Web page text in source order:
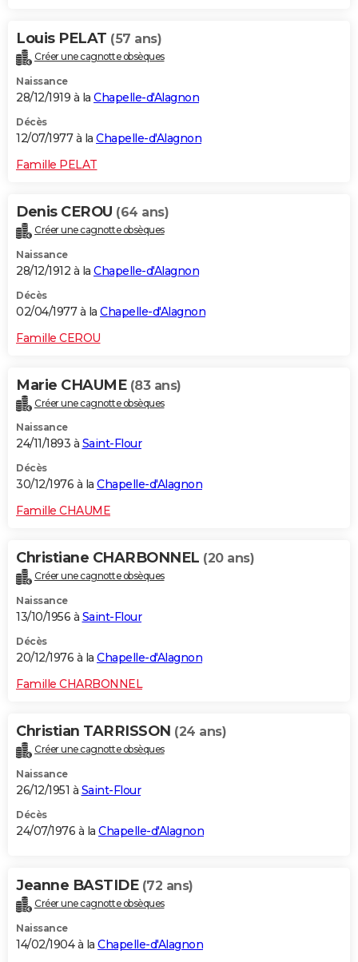
Louis PELAT (57 ans)
Créer une cagnotte obsèques
Naissance
28/12/1919 à la Chapelle-d'Alagnon
Décès
12/07/1977 à la Chapelle-d'Alagnon
Famille PELAT
Denis CEROU (64 ans)
Créer une cagnotte obsèques
Naissance
28/12/1912 à la Chapelle-d'Alagnon
Décès
02/04/1977 à la Chapelle-d'Alagnon
Famille CEROU
Marie CHAUME (83 ans)
Créer une cagnotte obsèques
Naissance
24/11/1893 à Saint-Flour
Décès
30/12/1976 à la Chapelle-d'Alagnon
Famille CHAUME
Christiane CHARBONNEL (20 ans)
Créer une cagnotte obsèques
Naissance
13/10/1956 à Saint-Flour
Décès
20/12/1976 à la Chapelle-d'Alagnon
Famille CHARBONNEL
Christian TARRISSON (24 ans)
Créer une cagnotte obsèques
Naissance
26/12/1951 à Saint-Flour
Décès
24/07/1976 à la Chapelle-d'Alagnon
Jeanne BASTIDE (72 ans)
Créer une cagnotte obsèques
Naissance
14/02/1904 à la Chapelle-d'Alagnon